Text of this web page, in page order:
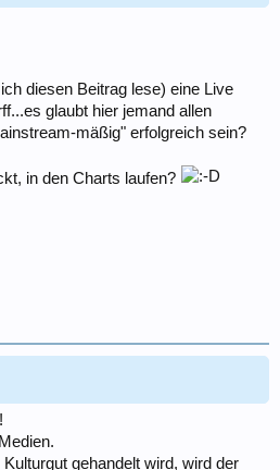
diesen Beitrag lese) eine Live
glaubt hier jemand allen
mäßig" erfolgreich sein?
in den Charts laufen?
gehandelt wird, wird der